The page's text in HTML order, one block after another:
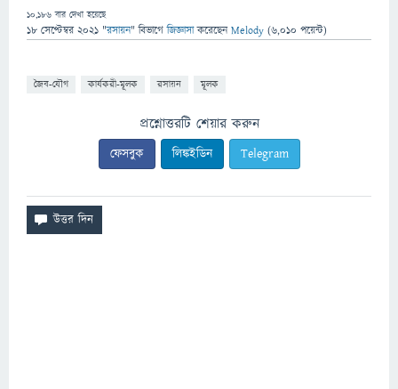
10,186 বার দেখা হয়েছে
18 সেপ্টেম্বর 2021 "রসায়ন" বিভাগে জিজ্ঞাসাকরেছেনMelody (6,010 পয়েন্ট)
জৈব-যৌগ কার্যকরী-মূলক রসায়ন মূলক
প্রশ্নোত্তরটি শেয়ার করুন
ফেসবুক লিঙ্কইডিন Telegram